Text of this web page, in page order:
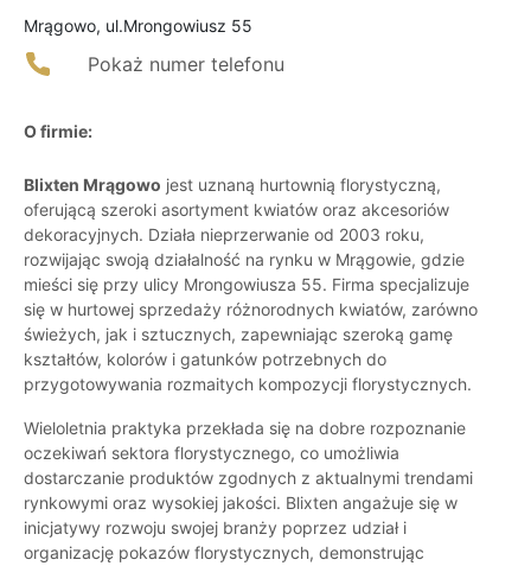
Mrągowo, ul.Mrongowiusz 55
Pokaż numer telefonu
O firmie:
Blixten Mrągowo jest uznaną hurtownią florystyczną,
oferującą szeroki asortyment kwiatów oraz akcesoriów
dekoracyjnych. Działa nieprzerwanie od 2003 roku,
rozwijając swoją działalność na rynku w Mrągowie, gdzie
mieści się przy ulicy Mrongowiusza 55. Firma specjalizuje
się w hurtowej sprzedaży różnorodnych kwiatów, zarówno
świeżych, jak i sztucznych, zapewniając szeroką gamę
kształtów, kolorów i gatunków potrzebnych do
przygotowywania rozmaitych kompozycji florystycznych.
Wieloletnia praktyka przekłada się na dobre rozpoznanie
oczekiwań sektora florystycznego, co umożliwia
dostarczanie produktów zgodnych z aktualnymi trendami
rynkowymi oraz wysokiej jakości. Blixten angażuje się w
inicjatywy rozwoju swojej branży poprzez udział i
organizację pokazów florystycznych, demonstrując